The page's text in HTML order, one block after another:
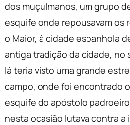
dos muçulmanos, um grupo
esquife onde repousavam os
o Maior, à cidade espanhola
antiga tradição da cidade, no
lá teria visto uma grande
campo, onde foi encontrado
esquife do apóstolo
nesta ocasião lutava contra a